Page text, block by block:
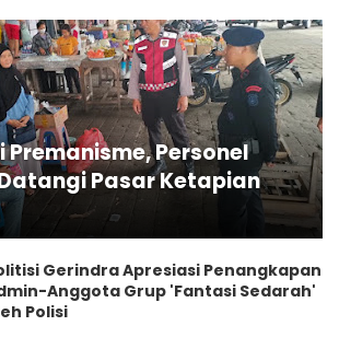
Premanisme, Personel
Pasar Ketapian
Gerindra Apresiasi Penangkapan
Anggota Grup 'Fantasi Sedarah'
Polisi